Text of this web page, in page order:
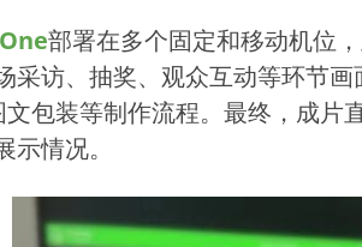
部署在多个固定和移动机位
采访、抽奖、观众互动等环节
包装等制作流程。最终，成
情况。